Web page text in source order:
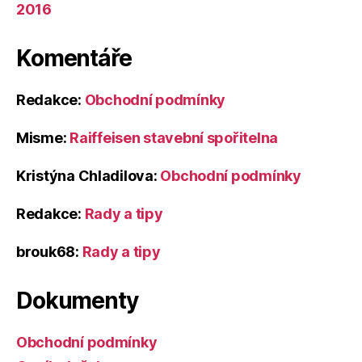
2016
Komentáře
Redakce: Obchodní podmínky
Misme: Raiffeisen stavební spořitelna
Kristýna Chladilova: Obchodní podmínky
Redakce: Rady a tipy
brouk68: Rady a tipy
Dokumenty
Obchodní podmínky